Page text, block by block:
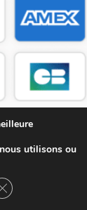
utilisons ou
Fermer la bannière